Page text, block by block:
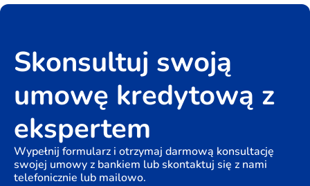
Skonsultuj swoją
umowę kredytową z
ekspertem
Wypełnij formularz i otrzymaj darmową konsultację
swojej umowy z bankiem lub skontaktuj się z nami
telefonicznie lub mailowo.